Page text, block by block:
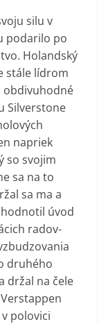
silu v
podarilo po
Holandský
stále lídrom
obdivuhodné
Silverstone
napriek
so svojim
sa na to
sa ma a
úvod
radov-
druhého
držal na čele
polovici